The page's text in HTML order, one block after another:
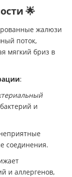
🌟
жалюзи
поток,
мягкий бриз в
:
и
соединения.​
и аллергенов,